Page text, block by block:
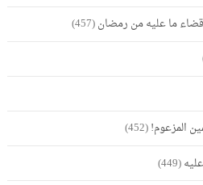
ما عليه من رمضان(457)
المزعوم!(452)
(449)